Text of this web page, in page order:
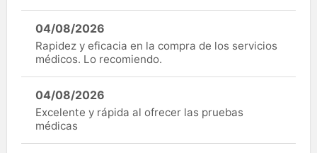
04/08/2026
Rapidez y eficacia en la compra de los servicios
médicos. Lo recomiendo.
04/08/2026
Excelente y rápida al ofrecer las pruebas
médicas